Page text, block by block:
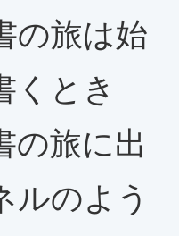
の旅は始
くとき
の旅に出
ルのよう